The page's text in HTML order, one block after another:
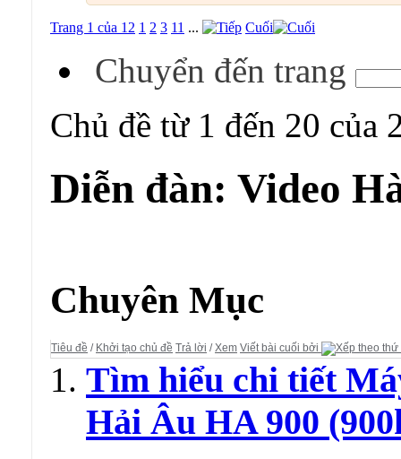
Trang 1 của 12 1 2 3 11 ... Cuối
Chuyển đến trang
Chủ đề từ 1 đến 20 của
Diễn đàn: Video
Chuyên Mục
Tiêu đề / Khởi tạo chủ đề Trả lời /Xem Viết bài cuối bởi
Tìm hiểu chi tiết
Hải Âu HA 900